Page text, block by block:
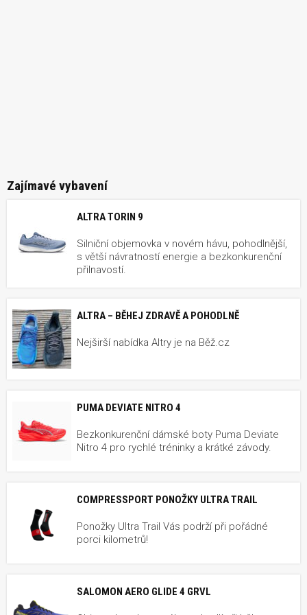
Zajímavé vybavení
ALTRA TORIN 9
Silniční objemovka v novém hávu, pohodlnější,
s větší návratností energie a bezkonkurenční
přilnavostí.
ALTRA – BĚHEJ ZDRAVĚ A POHODLNĚ
Nejširší nabídka Altry je na Běž.cz
PUMA DEVIATE NITRO 4
Bezkonkurenční dámské boty Puma Deviate
Nitro 4 pro rychlé tréninky a krátké závody.
COMPRESSPORT PONOŽKY ULTRA TRAIL
Ponožky Ultra Trail Vás podrží při pořádné
porci kilometrů!
SALOMON AERO GLIDE 4 GRVL